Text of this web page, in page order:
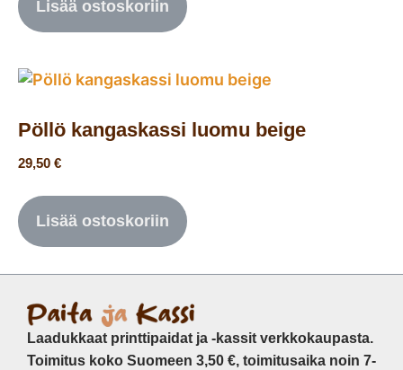
Lisää ostoskoriin
Pöllö kangaskassi luomu beige
29,50 €
Lisää ostoskoriin
Laadukkaat printtipaidat ja -kassit verkkokaupasta.
Toimitus koko Suomeen 3,50 €, toimitusaika noin 7-